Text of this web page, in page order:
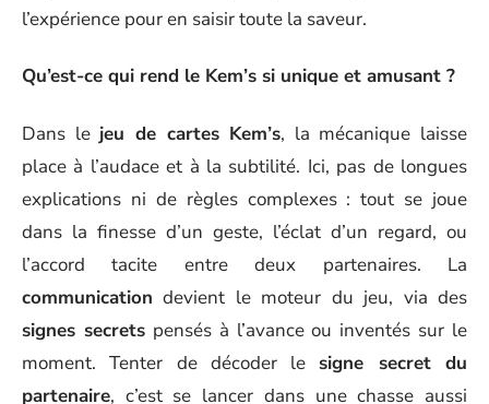
l’expérience pour en saisir toute la saveur.
Qu’est-ce qui rend le Kem’s si unique et amusant ?
Dans le jeu de cartes Kem’s, la mécanique laisse
place à l’audace et à la subtilité. Ici, pas de longues
explications ni de règles complexes : tout se joue
dans la finesse d’un geste, l’éclat d’un regard, ou
l’accord tacite entre deux partenaires. La
communication devient le moteur du jeu, via des
signes secretspensés à l’avance ou inventés sur le
moment. Tenter de décoder le signe secret du
partenaire, c’est se lancer dans une chasse aussi